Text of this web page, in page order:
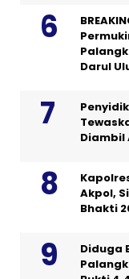
Darul
Diambil
Akpol,
Bhakti
Diduga